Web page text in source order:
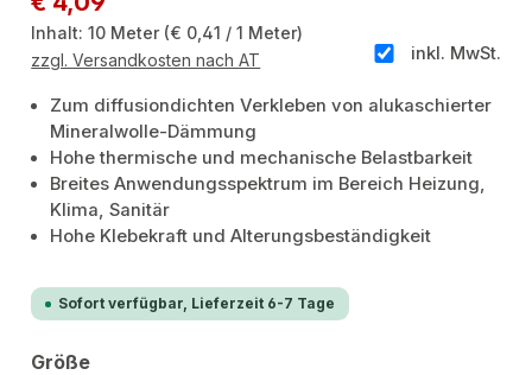
Inhalt:10 Meter (€ 0,41 / 1 Meter)
inkl. MwSt.
zzgl. Versandkosten nach AT
Zum diffusiondichten Verkleben von alukaschierter
Mineralwolle-Dämmung
Hohe thermische und mechanische Belastbarkeit
Breites Anwendungsspektrum im Bereich Heizung,
Klima, Sanitär
Hohe Klebekraft und Alterungsbeständigkeit
Sofort verfügbar, Lieferzeit 6-7 Tage
Größeauswählen